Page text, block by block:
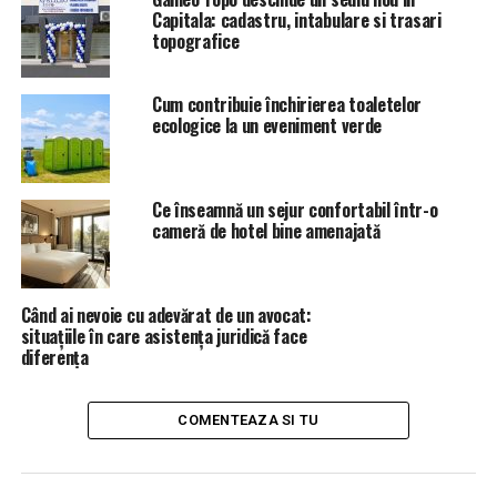
astfel incat “sa intre frica” in ei.
Avocatul Doseanu a identificat dupa voce o serie de
urmeaza:
–Ciprian Man
–Adrian Muntean;
–Cristian Ardelean
–Cosmin Pantea;
–Lucian Rus
Iar printre judecatorii mentionati in discutii se
:
Capitala: cadastru, intabulare si trasari
topografice
Cum contribuie închirierea toaletelor
ecologice la un eveniment verde
Ce înseamnă un sejur confortabil într-o
cameră de hotel bine amenajată
Când ai nevoie cu adevărat de un avocat:
situațiile în care asistența juridică face
diferența
COMENTEAZA SI TU